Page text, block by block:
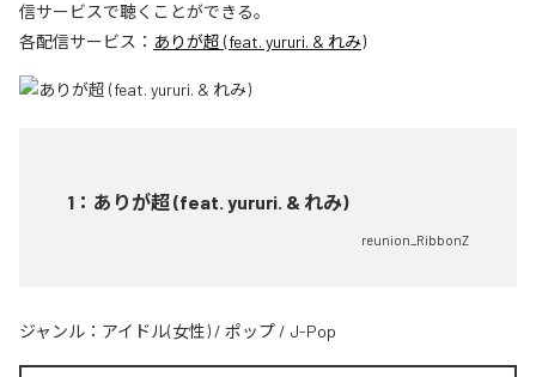
信サービスで聴くことができる。
各配信サービス： ありが超 (feat. yururi. & れみ)
1 ： ありが超 (feat. yururi. & れみ)
reunion_RibbonZ
ジャンル： アイドル(女性) / ポップ / J-Pop